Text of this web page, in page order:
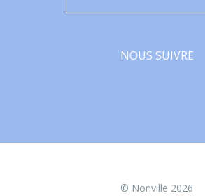
NOUS SUIVRE
© Nonville 2026